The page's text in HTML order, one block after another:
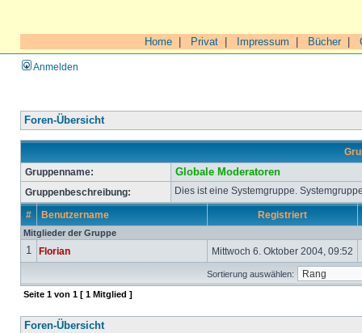
Home Privat Impressum Bücher|
Anmelden
Foren-Übersicht
Gruppenname:
Globale Moderatoren
Gruppenbeschreibung: Dies ist eine Systemgruppe.
# Benutzername Registriert
Mitglieder der Gruppe
1 Florian Mittwoch 6. Oktober 2004, 09:52
Sortierung auswählen:
Seite 1 von 1 [ 1 Mitglied ]
Foren-Übersicht